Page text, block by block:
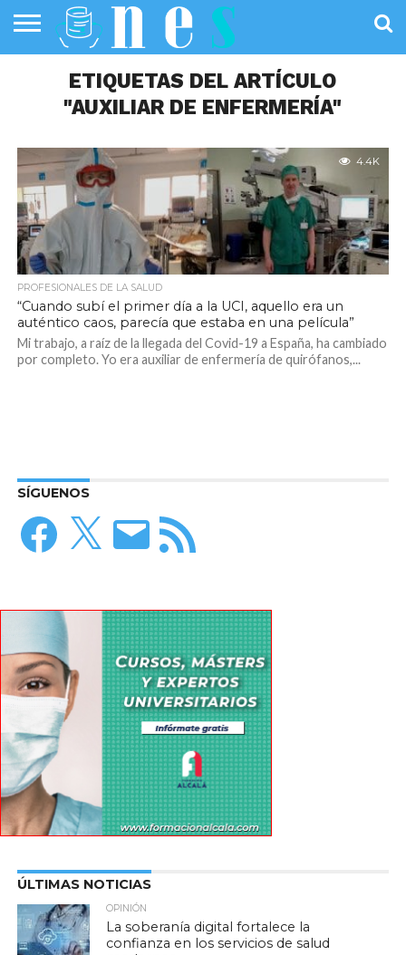
PÚBLICA
SANIDAD
INVESTIGACIÓN
ENTREVISTAS
PROFESIONALES
DE LA SALUD
INFOGRAFÍAS
DE SALUD
OPINIÓNETIQUETAS DEL ARTÍCULO
"AUXILIAR DE ENFERMERÍA"
4.4K
PROFESIONALES DE LA SALUD
“Cuando subí el primer día a la UCI, aquello era un
auténtico caos, parecía que estaba en una película”
Mi trabajo, a raíz de la llegada del Covid-19 a España, ha cambiado
por completo. Yo era auxiliar de enfermería de quirófanos,...
SÍGUENOS
Facebook
X
Correo
electrónico
Feed
RSS
ÚLTIMAS NOTICIAS
OPINIÓN
La soberanía digital fortalece la
confianza en los servicios de salud